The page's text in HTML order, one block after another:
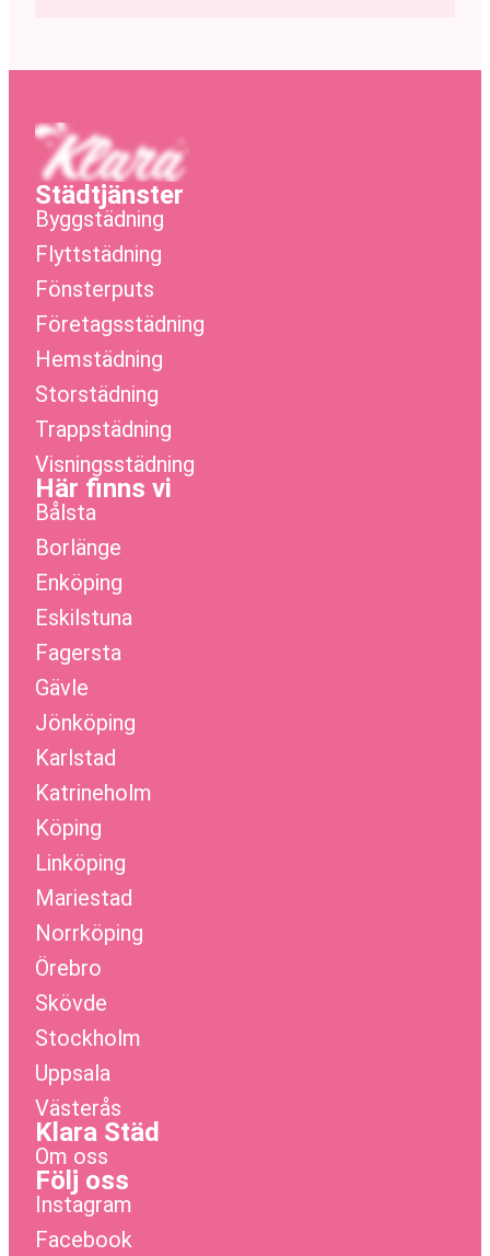
Städtjänster
Byggstädning
Flyttstädning
Fönsterputs
Företagsstädning
Hemstädning
Storstädning
Trappstädning
Visningsstädning
Här finns vi
Bålsta
Borlänge
Enköping
Eskilstuna
Fagersta
Gävle
Jönköping
Karlstad
Katrineholm
Köping
Linköping
Mariestad
Norrköping
Örebro
Skövde
Stockholm
Uppsala
Västerås
Klara Städ
Om oss
Följ oss
Instagram
Facebook